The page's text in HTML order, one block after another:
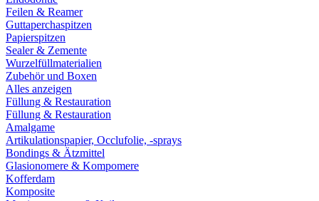
Feilen & Reamer
Guttaperchaspitzen
Papierspitzen
Sealer & Zemente
Wurzelfüllmaterialien
Zubehör und Boxen
Alles anzeigen
Füllung & Restauration
Füllung & Restauration
Amalgame
Artikulationspapier, Occlufolie, -sprays
Bondings & Ätzmittel
Glasionomere & Kompomere
Kofferdam
Komposite